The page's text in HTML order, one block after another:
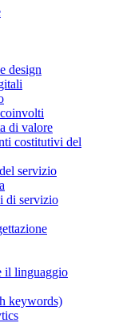
design
di valore
costitutivi del
servizio
di servizio
il linguaggio
keywords)